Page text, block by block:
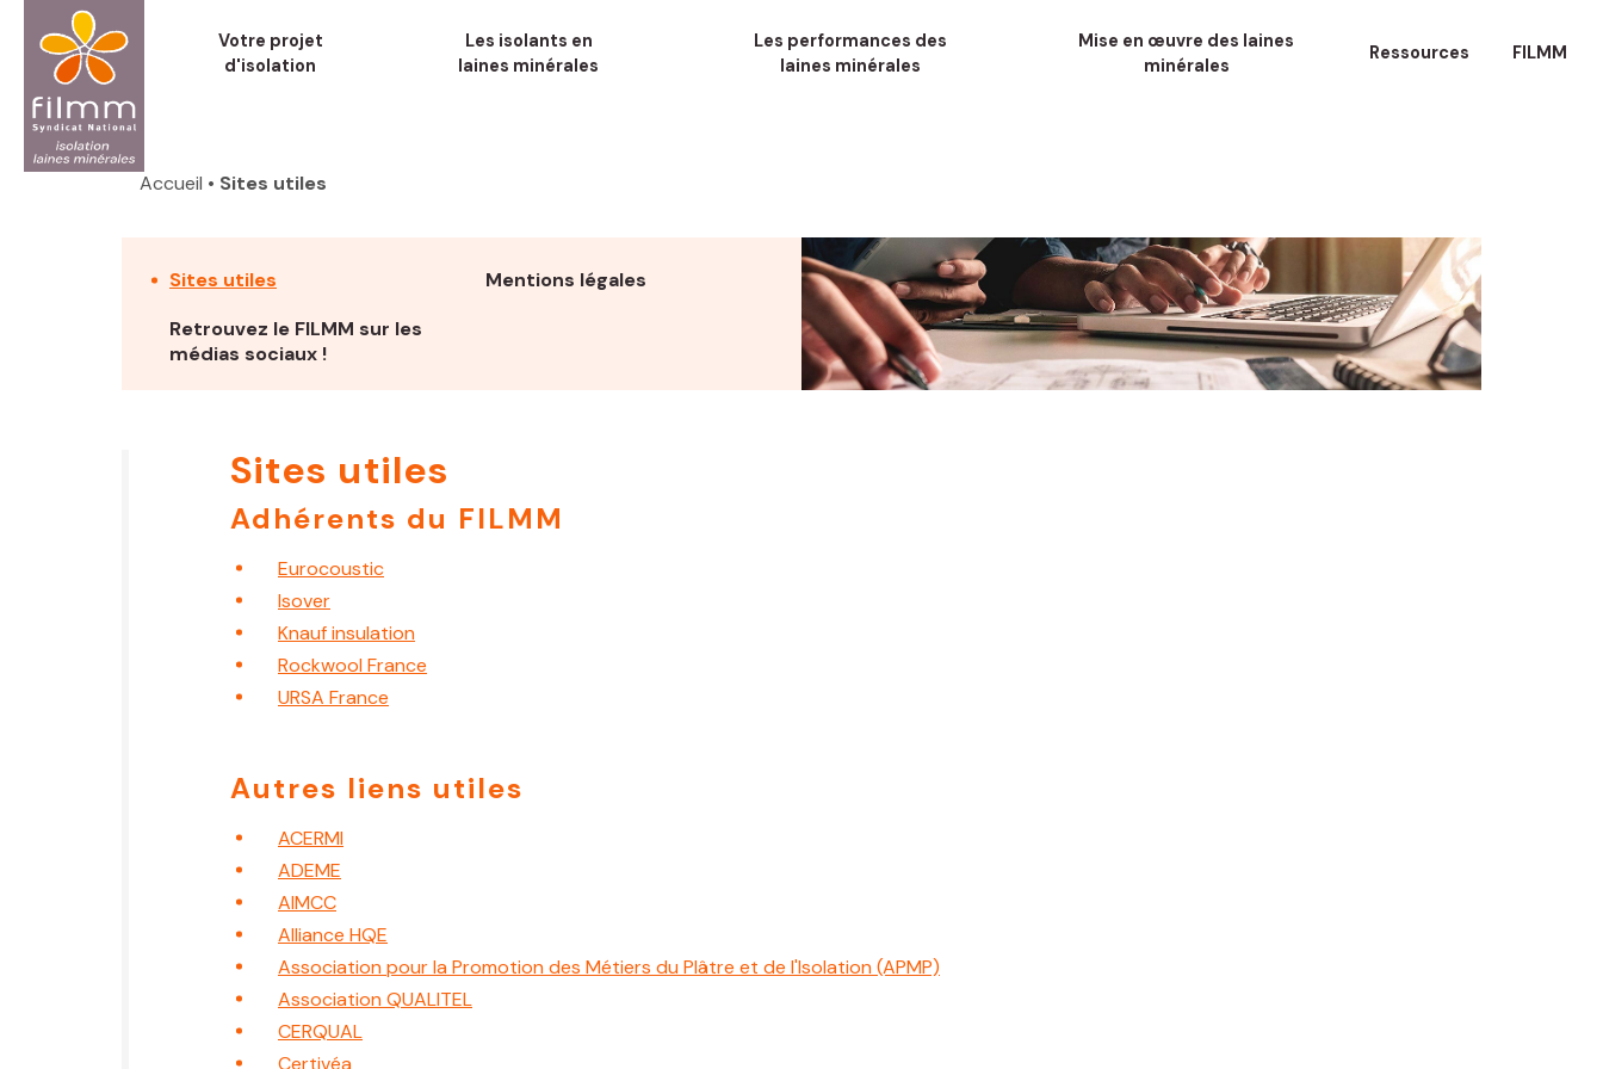
contenu
principal
Votre projet
d'isolation
Les isolants en
laines minérales
Les performances des
laines minérales
Mise en œuvre des laines
minérales
Ressources FILMM
Accueil • Sites utiles
Sites utiles
Mentions légales
Retrouvez le FILMM sur les
médias sociaux !
Sites utiles
Adhérents du FILMM
Eurocoustic
Isover
Knauf insulation
Rockwool France
URSA France
Autres liens utiles
ACERMI
ADEME
AIMCC
Alliance HQE
Association pour la Promotion des Métiers du Plâtre et de l'Isolation (APMP)
Association QUALITEL
CERQUAL
Certivéa